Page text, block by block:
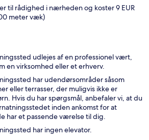
til rådighed i nærheden og koster 9 EUR
meter væk)
udlejes af en professionel vært,
en virksomhed eller et erhverv.
har udendørsområder såsom
eller terrasser, der muligvis ikke er
Hvis du har spørgsmål, anbefaler vi, at du
inden ankomst for at
har et passende værelse til dig.
har ingen elevator.